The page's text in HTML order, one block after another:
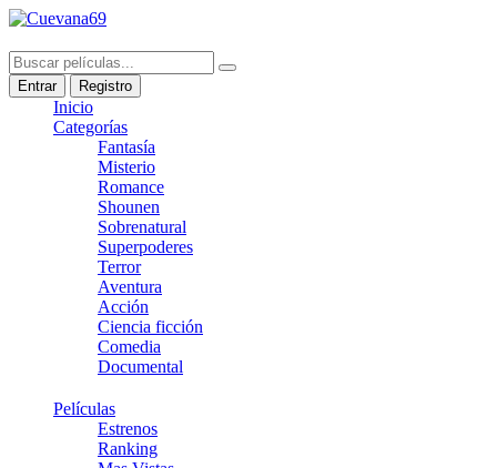
Entrar Registro
Inicio
Categorías
Fantasía
Misterio
Romance
Shounen
Sobrenatural
Superpoderes
Terror
Aventura
Acción
Ciencia ficción
Comedia
Documental
Películas
Estrenos
Ranking